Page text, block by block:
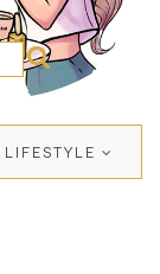
LIFESTYLE